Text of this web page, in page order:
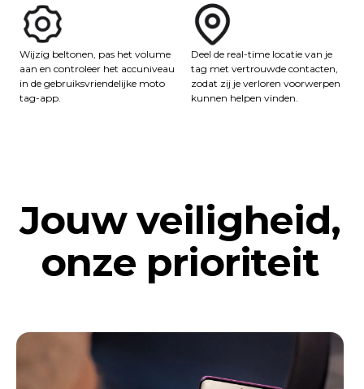
Wijzig beltonen, pas het volume
aan en controleer het accuniveau
in de gebruiksvriendelijke moto
tag-app.
Deel de real-time locatie van je
tag met vertrouwde contacten,
zodat zij je verloren voorwerpen
kunnen helpen vinden.
Jouw veiligheid,
onze prioriteit